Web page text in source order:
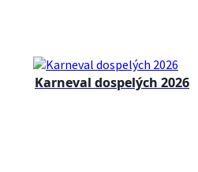
Karneval dospelých 2026